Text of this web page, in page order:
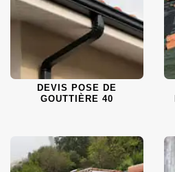
DEVIS POSE DE
GOUTTIÈRE 40